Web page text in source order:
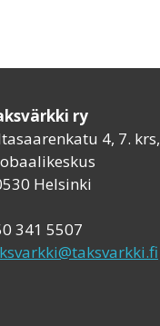
ry
4, 7. krs,
Helsinki
341 5507